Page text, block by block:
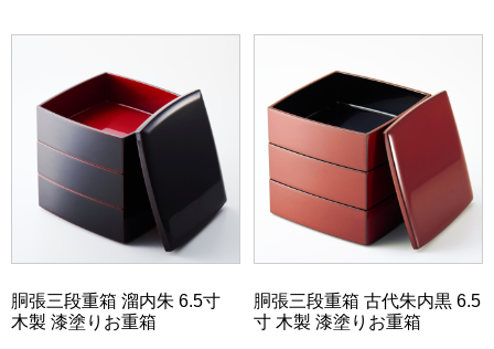
胴張三段重箱 溜内朱 6.5寸
木製 漆塗りお重箱
胴張三段重箱 古代朱内黒 6.5
寸 木製 漆塗りお重箱